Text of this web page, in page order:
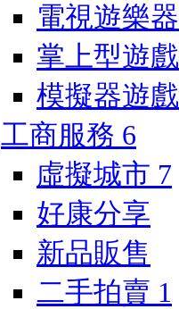
電視遊樂器
掌上型遊戲
模擬器遊戲
工商服務 6
虛擬城市 7
好康分享
新品販售
二手拍賣 1